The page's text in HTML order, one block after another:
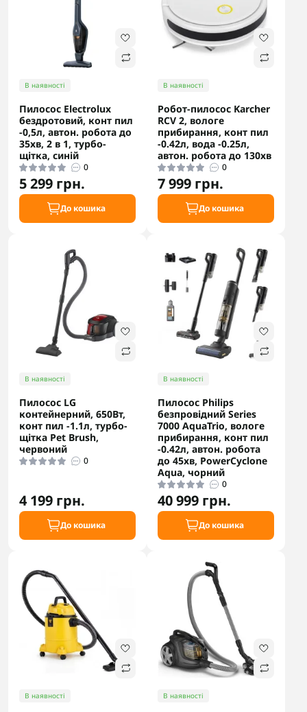
В наявності
Пилосос Electrolux
бездротовий, конт пил
-0,5л, автон. робота до
35хв, 2 в 1, турбо-
щітка, синій
0
5 299 грн.
До кошика
В наявності
Робот-пилосос Karcher
RCV 2, вологе
прибирання, конт пил
-0.42л, вода -0.25л,
автон. робота до 130хв
0
7 999 грн.
До кошика
В наявності
Пилосос LG
контейнерний, 650Вт,
конт пил -1.1л, турбо-
щітка Pet Brush,
червоний
0
4 199 грн.
До кошика
В наявності
Пилосос Philips
безпровідний Series
7000 AquaTrio, вологе
прибирання, конт пил
-0.42л, автон. робота
до 45хв, PowerCyclone
Aqua, чорний
0
40 999 грн.
До кошика
В наявності В наявності